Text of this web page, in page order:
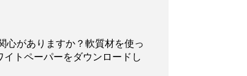
心がありますか？軟質材を使っ
トペーパーをダウンロードし